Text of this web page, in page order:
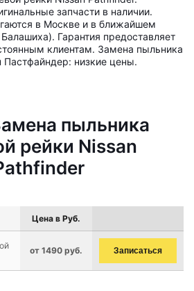
запчасти в наличии.
в Москве и в ближайшем
Гарантия предоставляет
клиентам. Замена пыльника
Пастфайндер: низкие цены.
пыльника
рейки Nissan
Цена в Руб.
от 1490 руб. Записаться